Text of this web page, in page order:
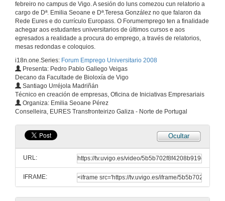
febreiro no campus de Vigo. A sesión do luns comezou cun relatorio a
cargo de Dª. Emilia Seoane e Dª.Teresa González no que falaron da
Rede Eures e do currículo Europass. O Forumemprego ten a finalidade
achegar aos estudantes universitarios de últimos cursos e aos
egresados a realidade a procura do emprego, a través de relatorios,
mesas redondas e coloquios.
i18n.one.Series: Forum Emprego Universitario 2008
Presenta: Pedro Pablo Gallego Veigas
Decano da Facultade de Bioloxía de Vigo
Santiago Urréjola Madriñán
Técnico en creación de empresas, Oficina de Iniciativas Empresariais
Organiza: Emilia Seoane Pérez
Conselleira, EURES Transfronteirizo Galiza - Norte de Portugal
Ocultar
URL:
IFRAME:
A rede Eures (EURopean Employment Services), a rede europea de emprego e da mobilidade ao teu servizo. ¡Coñécea e móvete con ela!
18 de feb. de 2008
Intervención de D. Avelino Leite
18 de feb. de 2008
Acto de presentación das Xornadas
Intervención de D. Pedro Borrajo
18 de feb. de 2008
Acto de presentación das Xornadas
Intervención do Excmo. Sr. D. Iván Area
18 de feb. de 2008
Recursos da Universidade de Vigo ao teu servizo para a procura de emprego e o exercio profesional